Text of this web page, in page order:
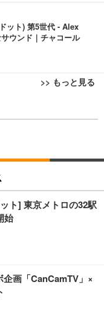
ット) 第5世代 - Alex
ウンド｜チャコール
>> もっと見る
ンパクト 約105度ロッ
座面昇降 強化ナイロ
／デスクチェア メッシ
ブラック
チェア 疲れない テレ
ー付き 高反発クッシ
ュ ゲーミング/勉強/事
(ブラック)
チェア 疲れない テレ
・USB Type-C・ホワ
モニター | FlexScan
・USB Type-C・ホワ
27インチ 液晶モニタ
300枚
ーツ 厚型 ワイド 42枚
イトブルー)
ック) 【Amazon.co.jp
ト] 東京メトロの32駅
始
画「CanCamTV」×